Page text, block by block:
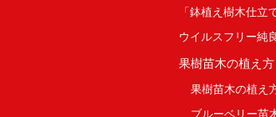
「鉢植え樹木仕立
ウイルスフリー純
果樹苗木の植え方
果樹苗木の植え
ブルーベリー苗